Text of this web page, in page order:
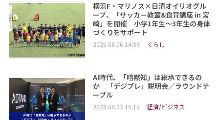
横浜F・マリノス×日清オイリオグル
ープ、「サッカー教室&食育講座 in 宮
崎」を開催 小学1年生～3年生の身体
づくりをサポート
2026.08.06 14:36 くらし
AI時代、「暗黙知」は継承できるの
か 「デジブレ」説明会／ラウンドテ
ーブル
2026.08.03 15:15 経済/ビジネス